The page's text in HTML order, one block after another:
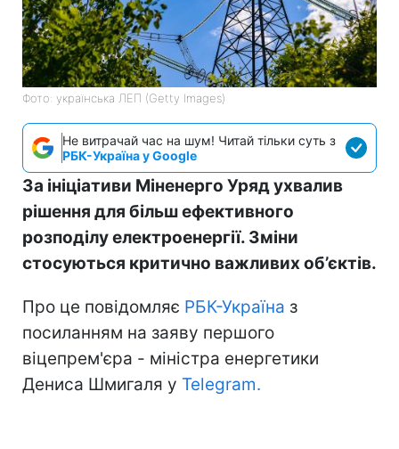
Фото: українська ЛЕП (Getty Images)
Не витрачай час на шум! Читай тільки суть з
РБК-Україна у Google
За ініціативи Міненерго Уряд ухвалив
рішення для більш ефективного
розподілу електроенергії. Зміни
стосуються критично важливих об’єктів.
Про це повідомляє РБК-Україна з
посиланням на заяву першого
віцепрем'єра - міністра енергетики
Дениса Шмигаля у Telegram.